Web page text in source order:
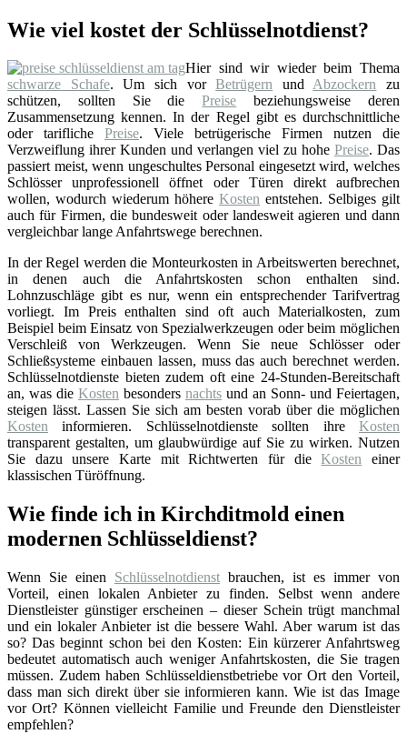
Wie viel kostet der Schlüsselnotdienst?
Hier sind wir wieder beim Thema
schwarze Schafe. Um sich vorBetrügern undAbzockern zu
schützen, sollten Sie diePreise beziehungsweise deren
Zusammensetzung kennen. In der Regel gibt es durchschnittliche
oder tarifliche Preise. Viele betrügerische Firmen nutzen die
Verzweiflung ihrer Kunden und verlangen viel zu hohe Preise. Das
passiert meist, wenn ungeschultes Personal eingesetzt wird, welches
Schlösser unprofessionell öffnet oder Türen direkt aufbrechen
wollen, wodurch wiederum höhere Kosten entstehen. Selbiges gilt
auch für Firmen, die bundesweit oder landesweit agieren und dann
vergleichbar lange Anfahrtswege berechnen.
In der Regel werden die Monteurkosten in Arbeitswerten berechnet,
in denen auch die Anfahrtskosten schon enthalten sind.
Lohnzuschläge gibt es nur, wenn ein entsprechender Tarifvertrag
vorliegt. Im Preis enthalten sind oft auch Materialkosten, zum
Beispiel beim Einsatz von Spezialwerkzeugen oder beim möglichen
Verschleiß von Werkzeugen. Wenn Sie neue Schlösser oder
Schließsysteme einbauen lassen, muss das auch berechnet werden.
Schlüsselnotdienste bieten zudem oft eine 24-Stunden-Bereitschaft
an, was die Kosten besonders nachts und an Sonn- und Feiertagen,
steigen lässt. Lassen Sie sich am besten vorab über die möglichen
Kosten informieren. Schlüsselnotdienste sollten ihre Kosten
transparent gestalten, um glaubwürdige auf Sie zu wirken. Nutzen
Sie dazu unsere Karte mit Richtwerten für dieKosten einer
klassischen Türöffnung.
Wie finde ich in Kirchditmold einen
modernen Schlüsseldienst?
Wenn Sie einen Schlüsselnotdienst brauchen, ist es immer von
Vorteil, einen lokalen Anbieter zu finden. Selbst wenn andere
Dienstleister günstiger erscheinen – dieser Schein trügt manchmal
und ein lokaler Anbieter ist die bessere Wahl. Aber warum ist das
so? Das beginnt schon bei den Kosten: Ein kürzerer Anfahrtsweg
bedeutet automatisch auch weniger Anfahrtskosten, die Sie tragen
müssen. Zudem haben Schlüsseldienstbetriebe vor Ort den Vorteil,
dass man sich direkt über sie informieren kann. Wie ist das Image
vor Ort? Können vielleicht Familie und Freunde den Dienstleister
empfehlen?